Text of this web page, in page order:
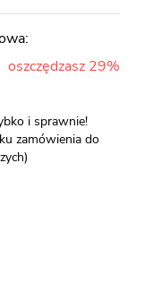
oszczędzasz 29%
i sprawnie!
zamówienia do